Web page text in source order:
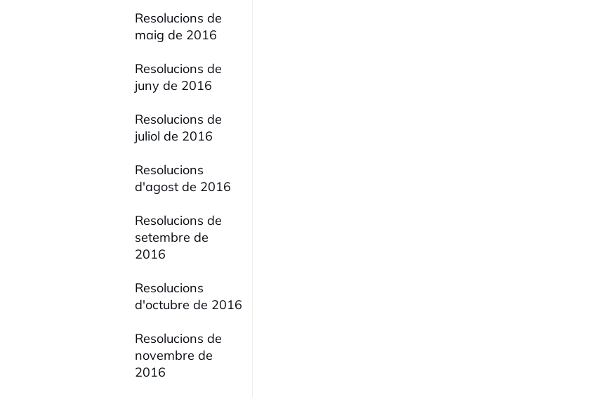
Resolucions de
maig de 2016
Resolucions de
juny de 2016
Resolucions de
juliol de 2016
Resolucions
d'agost de 2016
Resolucions de
setembre de
2016
Resolucions
d'octubre de 2016
Resolucions de
novembre de
2016